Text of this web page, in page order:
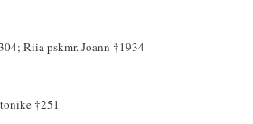
Riia pskmr. Joann †1934
†251